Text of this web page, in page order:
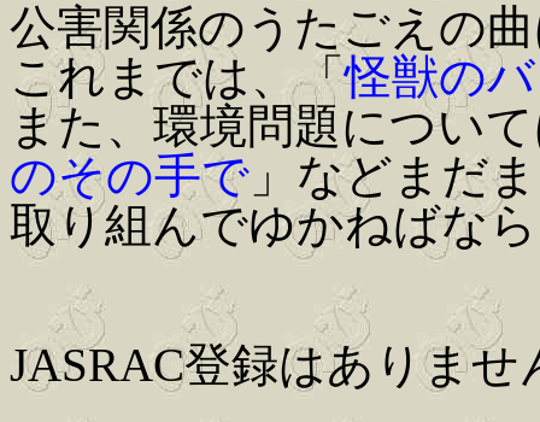
公害関係のうたごえの
これまでは、「怪獣の
また、環境問題につい
のその手で 」などまだ
取り組んでゆかねばな
JASRAC登録はありませ